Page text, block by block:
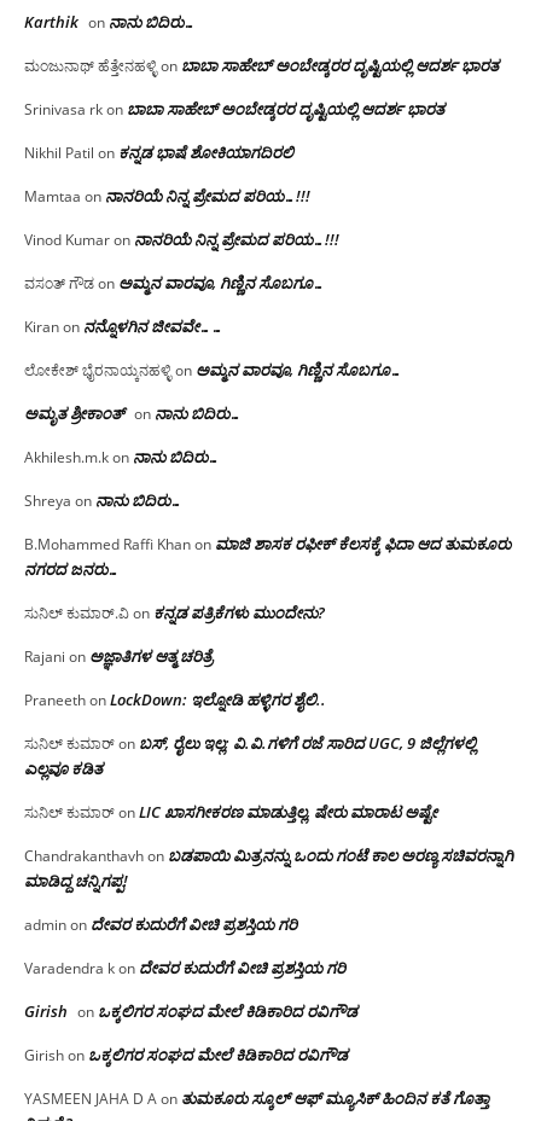
Karthik on ನಾನು ಬಿದಿರು…
ಮಂಜುನಾಥ್ ಹೆತ್ತೇನಹಳ್ಳಿon ಬಾಬಾ ಸಾಹೇಬ್ ಅಂಬೇಡ್ಕರರ ದೃಷ್ಟಿಯಲ್ಲಿ ಆದರ್ಶ ಭಾರತ
Srinivasa rkon ಬಾಬಾ ಸಾಹೇಬ್ ಅಂಬೇಡ್ಕರರ ದೃಷ್ಟಿಯಲ್ಲಿ ಆದರ್ಶ ಭಾರತ
Nikhil Patil on ಕನ್ನಡ ಭಾಷೆ ಶೋಕಿಯಾಗದಿರಲಿ
Mamtaa on ನಾನರಿಯೆ ನಿನ್ನ ಪ್ರೇಮದ ಪರಿಯ…!!!
Vinod Kumaron ನಾನರಿಯೆ ನಿನ್ನ ಪ್ರೇಮದ ಪರಿಯ…!!!
ವಸಂತ್ ಗೌಡon ಅಮ್ಮನ ವಾರವೂ, ಗಿಣ್ಣಿನ ಸೊಬಗೂ…
Kiranon ನನ್ನೊಳಗಿನ ಜೀವವೇ……
ಲೋಕೇಶ್ ಭೈರನಾಯ್ಕನಹಳ್ಳಿon ಅಮ್ಮನ ವಾರವೂ, ಗಿಣ್ಣಿನ ಸೊಬಗೂ…
ಅಮೃತ ಶ್ರೀಕಾಂತ್ on ನಾನು ಬಿದಿರು…
Akhilesh.m.kon ನಾನು ಬಿದಿರು…
Shreya on ನಾನು ಬಿದಿರು…
B.Mohammed Raffi Khanon ಮಾಜಿ ಶಾಸಕ ರಫೀಕ್ ಕೆಲಸಕ್ಕೆ ಫಿದಾ ಆದ ತುಮಕೂರು
ನಗರದ ಜನರು…
ಸುನಿಲ್ ಕುಮಾರ್.ವಿon ಕನ್ನಡ ಪತ್ರಿಕೆಗಳು ಮುಂದೇನು?
Rajani on ಅಜ್ಞಾತಿಗಳ ಆತ್ಮ ಚರಿತ್ರೆ
PraneethonLockDown: ಇಲ್ನೋಡಿ ಹಳ್ಳಿಗರ ಶೈಲಿ..
ಸುನಿಲ್ ಕುಮಾರ್on ಬಸ್, ರೈಲು ಇಲ್ಲ; ವಿ.ವಿ.ಗಳಿಗೆ ರಜೆ ಸಾರಿದ UGC, 9 ಜಿಲ್ಲೆಗಳಲ್ಲಿ
ಎಲ್ಲವೂ ಕಡಿತ
ಸುನಿಲ್ ಕುಮಾರ್onLIC ಖಾಸಗೀಕರಣ ಮಾಡುತ್ತಿಲ್ಲ, ಷೇರು ಮಾರಾಟ ಅಷ್ಟೇ
Chandrakanthavhon ಬಡಪಾಯಿ ಮಿತ್ರನನ್ನು ಒಂದು ಗಂಟೆ ಕಾಲ ಅರಣ್ಯ ಸಚಿವರನ್ನಾಗಿ
ಮಾಡಿದ್ದ ಚನ್ನಿಗಪ್ಪ!
adminon ದೇವರ ಕುದುರೆಗೆ ವೀಚಿ ಪ್ರಶಸ್ತಿಯ ಗರಿ
Varadendra kon ದೇವರ ಕುದುರೆಗೆ ವೀಚಿ ಪ್ರಶಸ್ತಿಯ ಗರಿ
Girish on ಒಕ್ಕಲಿಗರ ಸಂಘದ ಮೇಲೆ ಕಿಡಿಕಾರಿದ ರವಿಗೌಡ
Girishon ಒಕ್ಕಲಿಗರ ಸಂಘದ ಮೇಲೆ ಕಿಡಿಕಾರಿದ ರವಿಗೌಡ
YASMEEN JAHA D Aon ತುಮಕೂರು ಸ್ಕೂಲ್ ಆಫ್ ಮ್ಯೂಸಿಕ್ ಹಿಂದಿನ ಕತೆ ಗೊತ್ತಾ